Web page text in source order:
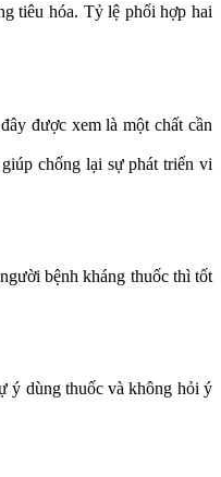
tiêu hóa. Tỷ lệ phối hợp hai
được xem là một chất cần
chống lại sự phát triển vi
bệnh kháng thuốc thì tốt
ý dùng thuốc và không hỏi ý